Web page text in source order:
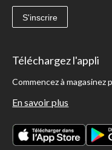
S'inscrire
Téléchargez l'appli
Commencez à magasinez
En savoir plus